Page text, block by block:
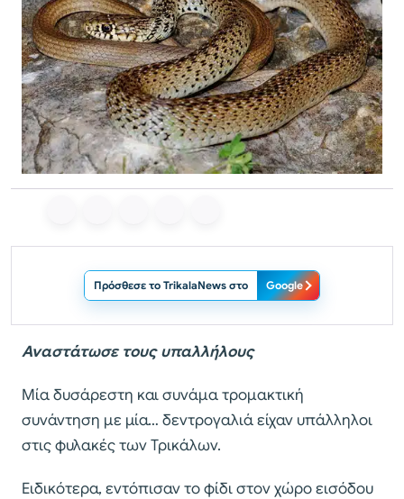
Πρόσθεσε το TrikalaNews στο Google
Αναστάτωσε τους υπαλλήλους
Μία δυσάρεστη και συνάμα τρομακτική
συνάντηση με μία… δεντρογαλιά είχαν υπάλληλοι
στις φυλακές των Τρικάλων.
Ειδικότερα, εντόπισαν το φίδι στον χώρο εισόδου